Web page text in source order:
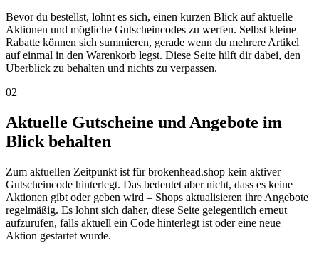
Bevor du bestellst, lohnt es sich, einen kurzen Blick auf aktuelle
Aktionen und mögliche Gutscheincodes zu werfen. Selbst kleine
Rabatte können sich summieren, gerade wenn du mehrere Artikel
auf einmal in den Warenkorb legst. Diese Seite hilft dir dabei, den
Überblick zu behalten und nichts zu verpassen.
02
Aktuelle Gutscheine und Angebote im
Blick behalten
Zum aktuellen Zeitpunkt ist für brokenhead.shop kein aktiver
Gutscheincode hinterlegt. Das bedeutet aber nicht, dass es keine
Aktionen gibt oder geben wird – Shops aktualisieren ihre Angebote
regelmäßig. Es lohnt sich daher, diese Seite gelegentlich erneut
aufzurufen, falls aktuell ein Code hinterlegt ist oder eine neue
Aktion gestartet wurde.